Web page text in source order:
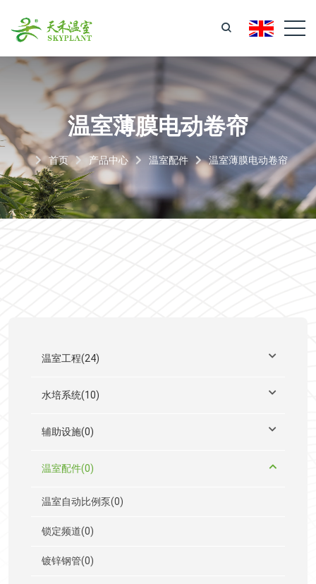
温室薄膜电动卷帘
首页 产品中心 温室配件 温室薄膜电动卷帘
温室工程(24)
水培系统(10)
辅助设施(0)
温室配件(0)
温室自动比例泵(0)
锁定频道(0)
镀锌钢管(0)